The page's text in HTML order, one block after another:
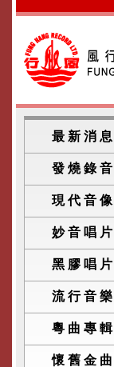
最新消息
發燒錄音
現代音像
妙音唱片
黑膠唱片
流行音樂
粵曲專輯
懷舊金曲